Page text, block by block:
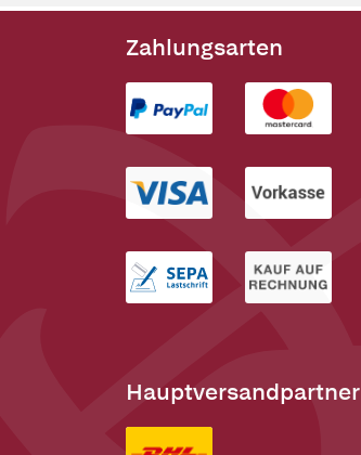
Zahlungsarten
Hauptversandpartner